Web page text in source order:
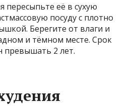
пересыпьте её в сухую
посуду с плотно
Берегите от влаги и
и тёмном месте. Срок
превышать 2 лет.